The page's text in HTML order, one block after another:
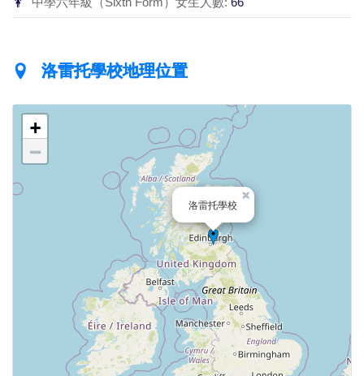
洛雷托學校地理位置
洛雷托學校
×
+
−